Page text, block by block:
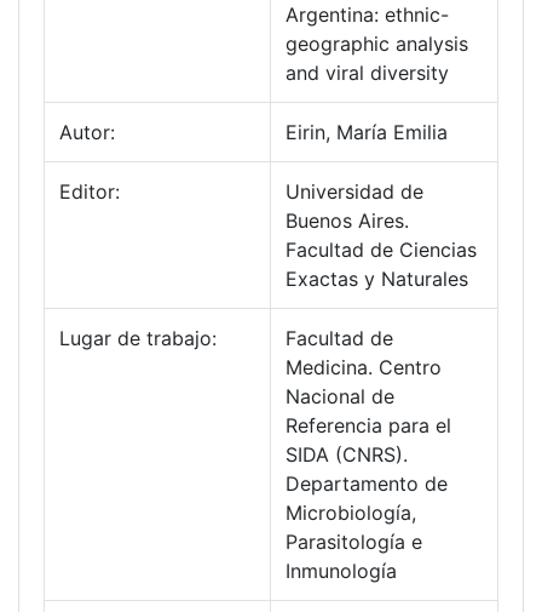
Argentina: ethnic-
geographic analysis
and viral diversity
Autor: Eirin, María Emilia
Editor:
Universidad de
Buenos Aires.
Facultad de Ciencias
Exactas y Naturales
Lugar de trabajo:
Facultad de
Medicina. Centro
Nacional de
Referencia para el
SIDA (CNRS).
Departamento de
Microbiología,
Parasitología e
Inmunología